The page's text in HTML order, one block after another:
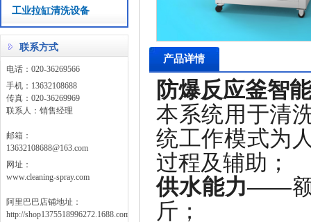
工业拉缸清洗设备
联系方式
电话：020-36269566
手机：13632108688
传真：020-36269969
联系人：销售经理
邮箱：
13632108688@163.com
网址：
www.cleaning-spray.com
阿里巴巴店铺地址：
http://shop1375518996272.1688.com/
产品详情
防爆反应釜智
本系统用于清
统工作模式为
过程及辅助；
供水能力——额
斤；